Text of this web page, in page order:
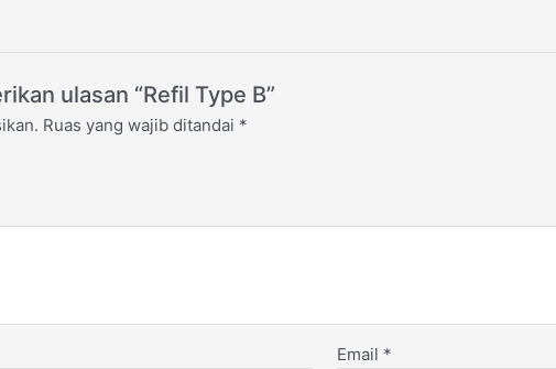
ulasan “Refil Type B”
Ruas yang wajib ditandai *
Email *